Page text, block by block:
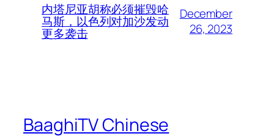
内塔尼亚胡称必须摧毁哈
马斯，以色列对加沙发动
更多袭击
December
26, 2023
BaaghiTV Chinese